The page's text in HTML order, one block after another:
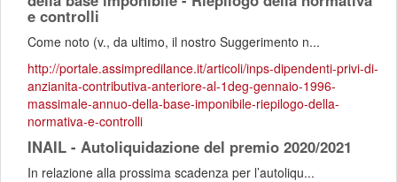
e controlli
Come noto (v., da ultimo, il nostro Suggerimento n...
http://portale.assimpredilance.it/articoli/inps-dipendenti-privi-di-
anzianita-contributiva-anteriore-al-1deg-gennaio-1996-
massimale-annuo-della-base-imponibile-riepilogo-della-
normativa-e-controlli
INAIL - Autoliquidazione del premio 2020/2021
In relazione alla prossima scadenza per l’autoliqu...